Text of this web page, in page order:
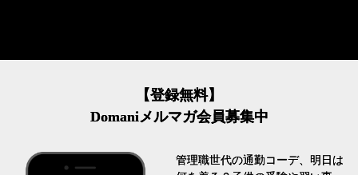
【登録無料】
Domaniメルマガ会員募集中
管理職世代の通勤コーデ、明日は